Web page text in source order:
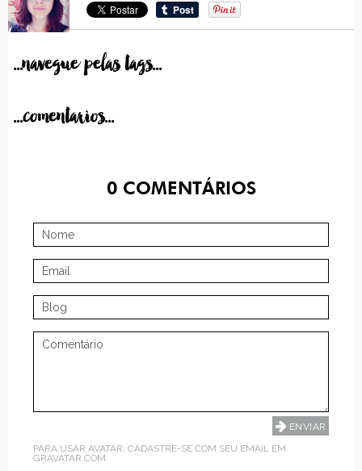
...navegue pelas tags...
...comentarios...
0COMENTÁRIOS
PARA USAR AVATAR, CADASTRE-SE COM SEU EMAIL EM
GRAVATAR.COM